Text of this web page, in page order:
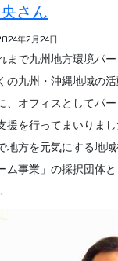
さん
年2月24日
まで九州地方環境パ
の九州・沖縄地域の
、オフィスとしてパ
援を行ってまいりま
地方を元気にする地
ム事業」の採択団体